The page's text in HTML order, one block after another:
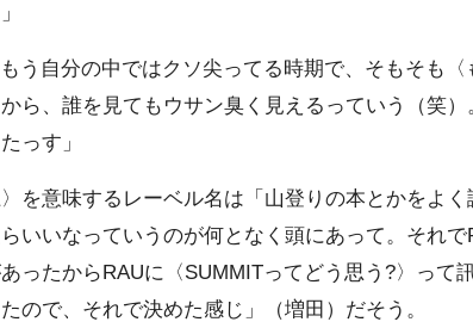
もう自分の中ではクソ尖ってる時期で、そもそも
ら、誰を見てもウサン臭く見えるっていう（笑
っす」
を意味するレーベル名は「山登りの本とかをよ
いいなっていうのが何となく頭にあって。それ
ったからRAUに〈SUMMITってどう思う?〉って
ので、それで決めた感じ」（増田）だそう。